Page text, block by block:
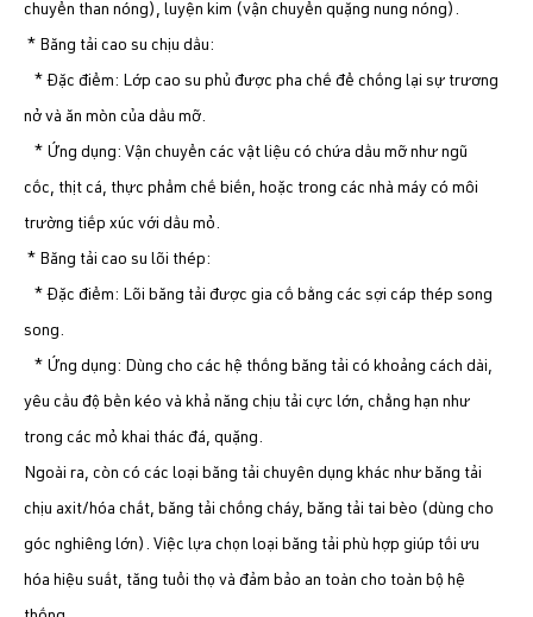
chuyển than nóng), luyện kim (vận chuyển quặng nung nóng).
* Băng tải cao su chịu dầu:
* Đặc điểm: Lớp cao su phủ được pha chế để chống lại sự trương
nở và ăn mòn của dầu mỡ.
* Ứng dụng: Vận chuyển các vật liệu có chứa dầu mỡ như ngũ
cốc, thịt cá, thực phẩm chế biến, hoặc trong các nhà máy có môi
trường tiếp xúc với dầu mỏ.
* Băng tải cao su lõi thép:
* Đặc điểm: Lõi băng tải được gia cố bằng các sợi cáp thép song
song.
* Ứng dụng: Dùng cho các hệ thống băng tải có khoảng cách dài,
yêu cầu độ bền kéo và khả năng chịu tải cực lớn, chẳng hạn như
trong các mỏ khai thác đá, quặng.
Ngoài ra, còn có các loại băng tải chuyên dụng khác như băng tải
chịu axit/hóa chất, băng tải chống cháy, băng tải tai bèo (dùng cho
góc nghiêng lớn). Việc lựa chọn loại băng tải phù hợp giúp tối ưu
hóa hiệu suất, tăng tuổi thọ và đảm bảo an toàn cho toàn bộ hệ